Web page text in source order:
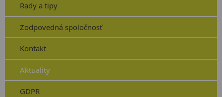
Rady a tipy
Zodpovedná spoločnosť
Kontakt
Aktuality
GDPR